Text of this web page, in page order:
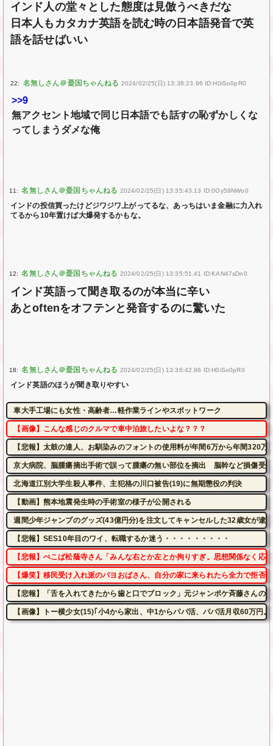
インド人の堂々とした態度は見倣うべきだな
日本人もカタカナ英語を読む時の日本語発音で英
語を話せばいい
22: 2024/02/25(日) 13:38:23.96 ID:H0iSo0pR0
>>9
無アクセント地域で同じ日本語でも話すの恥ずかしくな
ってしまうダメな俺
11: 2024/02/25(日) 13:35:43.13 ID:0Oy59NWo0
インドの投信買ったけどジワジワ上がってるな、あっちはいま金融に力入れ
てるから10年置けば大爆発するかもな。
12: 2024/02/25(日) 13:35:51.41 ID:KAN47sDn0
インド英語って聞き取るのが本当に辛い
あとoftenをオフテンと発音するのに驚いた
18: 2024/02/25(日) 13:36:42.96 ID:H0iSo0pR0
インド英語のほうが聞き取りやすい
車大手工場にも女性・高齢者…軽作業ラインやスポットワーク
【画像】こんな感じのクルマで車中泊旅したいよな？？？
【悲報】太鼓の達人、お馴染みのフォントの使用料が年間6万から年間320万
京大病院、脳腫瘍摘出手術で誤って腫瘍の無い部位を摘出 脳幹など損傷受
北海道江別大学生殺人事件、主犯格の川口被告(19)に無期懲役の判決
【動画】熊本地震発生時の手術室の様子が公開される
週間少年ジャンプのグッズ(43億円分)を注文してキャンセルした32歳女が逮捕
【悲報】SES10年目のワイ、転職するか迷う・・・・・・・・・
【悲報】ぺこぱ松蔭寺さん「みんな右とか左とか拘りすぎ。思想関係なく応
【爆笑】移民受け入れ派のパヨおばさん、自分の家に来られたら全力で拒否
【悲報】「舌を入れてきたから歯と口でブロック」元ジャンポケ斉藤さんの
【画像】トー横少女(15)｢小4から家出、中1からパパ活、パパ活月収60万円。